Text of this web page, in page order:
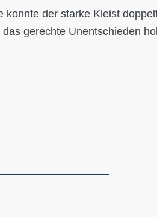
konnte der starke Kleist
gerechte Unentschieden